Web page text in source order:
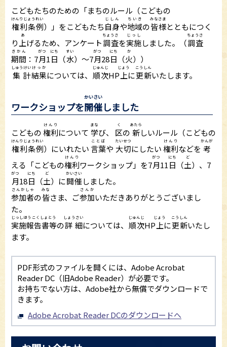
こどもたちのための「まちのルール（こどもの
権利条例
けんりじょうれい
）」をこどもたち自身
じしん
や地域
ちいき
の皆様
みなさま
とともにつく
り上
あ
げるため、アンケート調査
ちょうさ
を実施
じっし
しました。（調査
ちょうさ
期間
きかん
：7月
がつ
1日
にち
（水
すい
）～7月
がつ
28日
にち
（火
か
））
集計
しゅうけい
結果
けっか
については、 順次
じゅんじ
HP上
じょう
に更新
こうしん
いたします。
ワークショップを開催
かいさい
しました
こどもの権利
けんり
について 学
まな
び、 区
く
の 新
あたら
しいルール（こどもの
権利条例
けんりじょうれい
）にいれたい言葉
ことば
や 大切
たいせつ
にしたい権利
けんり
などを 考
かんが
える「こどもの権利
けんり
ワークショップ」を7月
がつ
11日
にち
（土
ど
）、7
月
がつ
18日
にち
（土
ど
）に開催
かいさい
しました。
参加者
さんかしゃ
の皆
みな
さま、ご参加
さんか
いただきありがとうございまし
た。
実施報告書等
じっしほうこくしょとう
の詳細
しょうさい
については、 順次
じゅんじ
HP上
じょう
に更新
こうしん
いたし
ます。
PDF形式のファイルを開くには、Adobe Acrobat
Reader DC（旧Adobe Reader）が必要です。
お持ちでない方は、Adobe社から無償でダウンロードで
きます。
Adobe Acrobat Reader DCのダウンロードへ